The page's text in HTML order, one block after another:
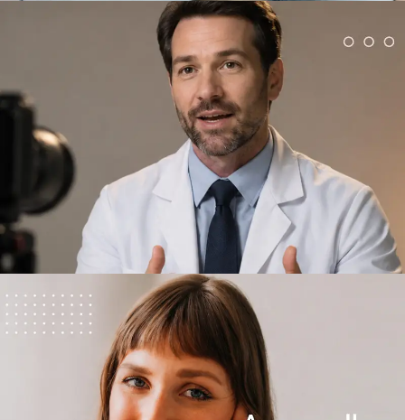
Agende sua consulta